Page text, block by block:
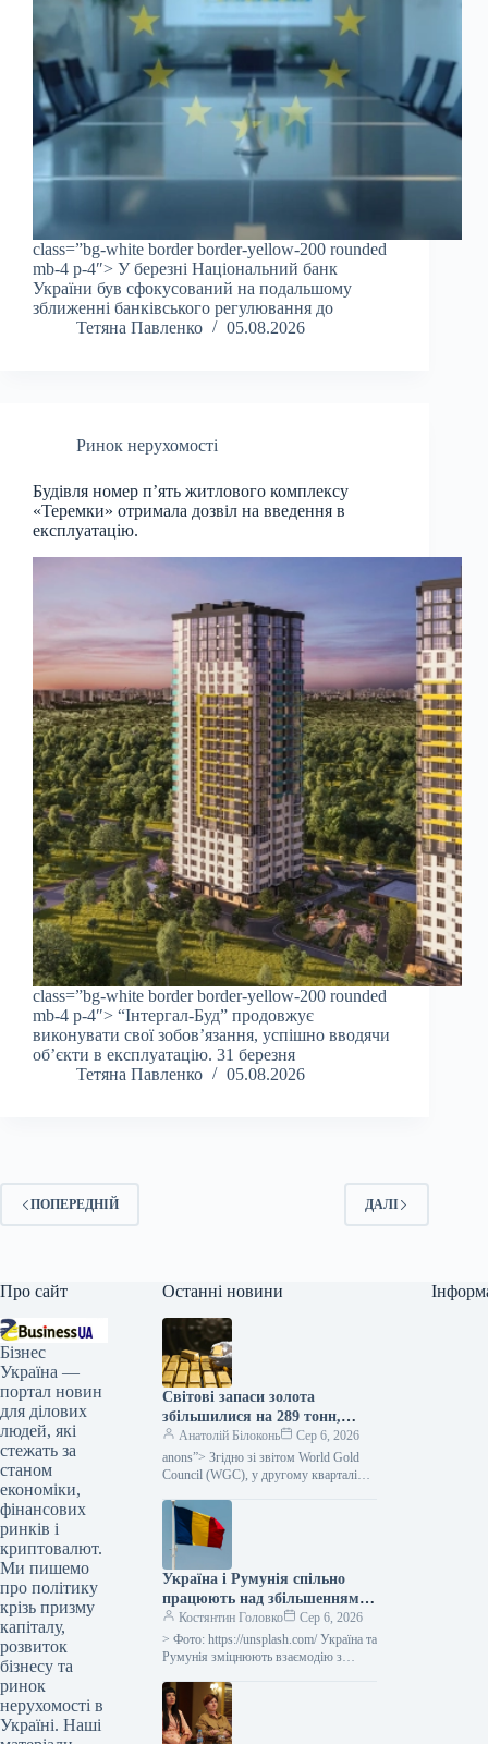
class=”bg-white border border-yellow-200 rounded
mb-4 p-4″> У березні Національний банк
України був сфокусований на подальшому
зближенні банківського регулювання до
Тетяна Павленко
05.08.2026
Ринок нерухомості
Будівля номер п’ять житлового комплексу
«Теремки» отримала дозвіл на введення в
експлуатацію.
class=”bg-white border border-yellow-200 rounded
mb-4 p-4″> “Інтергал-Буд” продовжує
виконувати свої зобов’язання, успішно вводячи
об’єкти в експлуатацію. 31 березня
Тетяна Павленко
05.08.2026
ПОПЕРЕДНІЙ ДАЛІ
Про сайт
Бізнес
Україна —
портал новин
для ділових
людей, які
стежать за
станом
економіки,
фінансових
ринків і
криптовалют.
Ми пишемо
про політику
крізь призму
капіталу,
розвиток
бізнесу та
ринок
нерухомості в
Україні. Наші
Останні новини
Світові запаси золота
збільшилися на 289 тонн,
Росія виступила основним
продавцем — WGC — Мінфін
Анатолій Білоконь
Сер 6, 2026
anons”> Згідно зі звітом World Gold
Council (WGC), у другому кварталі
державні установи наростили свої…
Україна і Румунія спільно
працюють над збільшенням
пропускної спроможності
порту Констанца
Костянтин Головко
Сер 6, 2026
> Фото: https://unsplash.com/ Україна та
Румунія зміцнюють взаємодію з
української сільськогосподарської
продукції через румунську гавань